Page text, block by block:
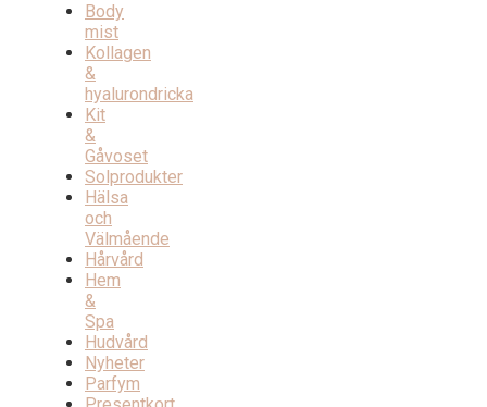
Body
mist
Kollagen
&
hyalurondricka
Kit
&
Gåvoset
Solprodukter
Hälsa
och
Välmående
Hårvård
Hem
&
Spa
Hudvård
Nyheter
Parfym